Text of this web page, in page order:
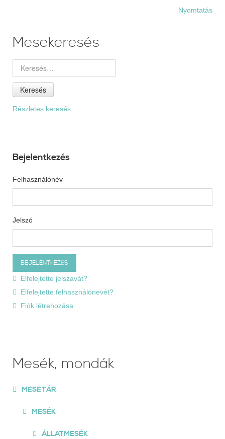
Nyomtatás
Mesekeresés
Keresés
Részletes keresés
Bejelentkezés
Felhasználónév
Jelszó
Elfelejtette jelszavát?
Elfelejtette felhasználónevét?
Fiók létrehozása
Mesék, mondák
MESETÁR
MESÉK
ÁLLATMESÉK